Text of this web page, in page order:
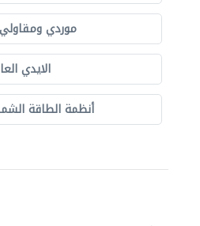
موردي
الايدي
أنظمة الطاقة